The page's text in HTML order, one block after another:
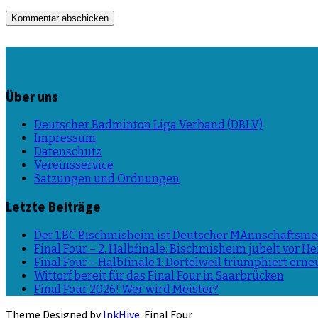
Über uns
Deutscher Badminton Liga Verband (DBLV)
Impressum
Datenschutz
Vereinsservice
Satzungen und Ordnungen
Letzte Beiträge
Der 1.BC Bischmisheim ist Deutscher
Final Four – 2. Halbfinale: Bischmisheim jubelt vor
Final Four – Halbfinale 1: Dortelweil triumphiert
Wittorf bereit für das Final Four in Saarbrücken
Final Four 2026! Wer wird Meister?
Theme Designed byInkHive. Final Four